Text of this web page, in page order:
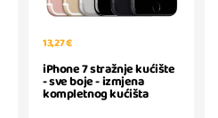
13,27 €
iPhone 7 stražnje kućište
- sve boje - izmjena
kompletnog kućišta